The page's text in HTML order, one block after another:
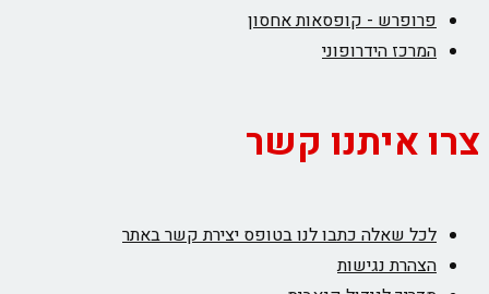
פרופרש - קופסאות אחסון
המרכז הידרופוני
צרו איתנו קשר
לכל שאלה כתבו לנו בטופס יצירת קשר באתר
הצהרת נגישות